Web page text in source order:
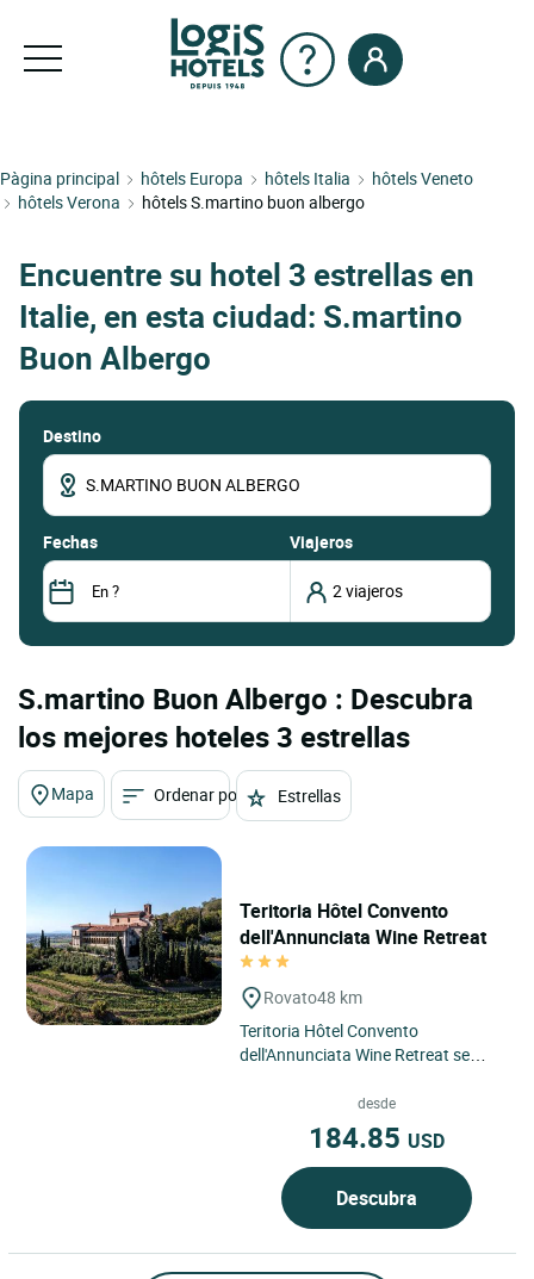
Pàgina principal hôtels Europa hôtels Italia
hôtels Veneto
hôtels Verona
hôtels S.martino buon albergo
Encuentre su hotel 3 estrellas en
Italie, en esta ciudad: S.martino
Buon Albergo
Destino
fechas Viajeros
S.martino Buon Albergo : Descubra
los mejores hoteles 3 estrellas
Mapa Ordenar por Estrellas
Teritoria Hôtel Convento
dell'Annunciata Wine Retreat
Rovato48 km
Teritoria Hôtel Convento
dell'Annunciata Wine Retreat se
corazón de Lombardía, dentro...
desde
184.85 USD
Descubra